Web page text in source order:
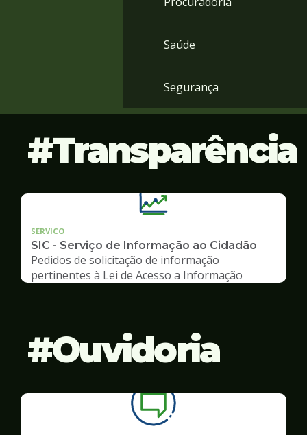
Saúde
Segurança
Transparência
SERVICO
SIC - Serviço de Informação ao Cidadão
Pedidos de solicitação de informação
pertinentes à Lei de Acesso a Informação
Ouvidoria